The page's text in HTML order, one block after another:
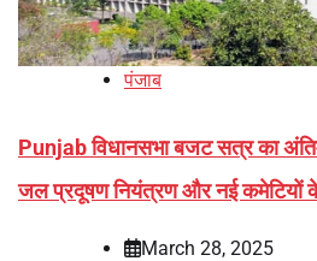
पंजाब
Punjab विधानसभा बजट सत्र का अंतिम
जल प्रदूषण नियंत्रण और नई कमेटियों
March 28, 2025